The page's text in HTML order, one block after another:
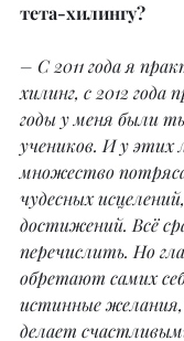
тета-хилингу?
– С 2011 года я
хилинг, с 2012 года
годы у меня были
учеников. И у этих
множество
чудесных
достижений. Всё
перечислить. Но
обретают самих
истинные
делает